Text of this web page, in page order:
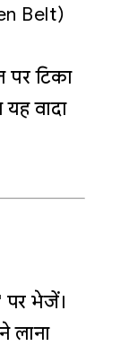
Belt)
पर टिका
वादा
पर भेजें।
लाना